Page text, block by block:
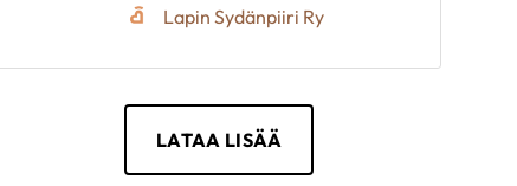
Lapin Sydänpiiri Ry
LATAA LISÄÄ